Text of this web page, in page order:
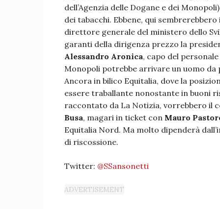
dell’Agenzia delle Dogane e dei
dei tabacchi. Ebbene, qui
direttore generale del ministero dello
garanti della dirigenza prezzo la
Alessandro Aronica, capo del
Monopoli potrebbe arrivare un uomo
Ancora in bilico Equitalia, dove la
essere traballante nonostante in buoni
raccontato da La Notizia, vorrebbero il
Busa, magari in ticket con Mauro
Equitalia Nord. Ma molto dipenderà
di riscossione.
Twitter: @SSansonetti